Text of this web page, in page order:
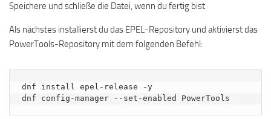
Speichere und schließe die Datei, wenn du fertig bist.
Als nächstes installierst du das EPEL-Repository und aktivierst das
PowerTools-Repository mit dem folgenden Befehl:
dnf install epel-release -y
dnf config-manager --set-enabled PowerTools